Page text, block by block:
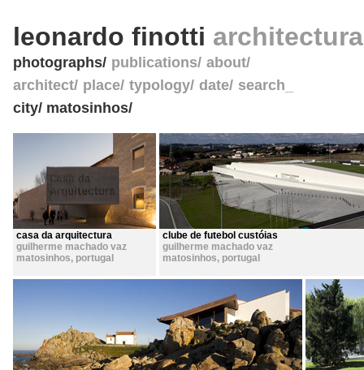
leonardo finotti
photographs publications about
architect place typology date search_
city/ matosinhos/
casa da arquitectura
guilherme machado vaz
matosinhos, portugal
clube de futebol custóias
guilherme machado vaz
matosinhos, portugal